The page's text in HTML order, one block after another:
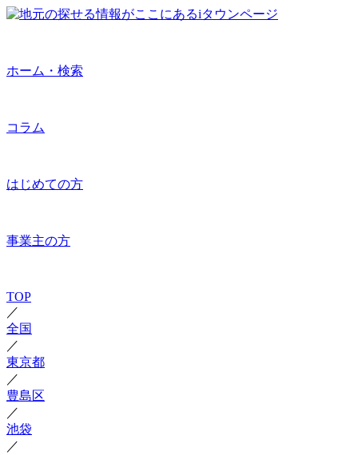
ホーム・検索
コラム
はじめての方
事業主の方
TOP
／
全国
／
東京都
／
豊島区
／
池袋
／